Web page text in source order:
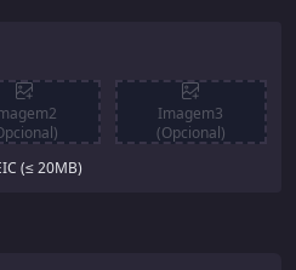
Imagem3
(Opcional)
(≤ 20MB)